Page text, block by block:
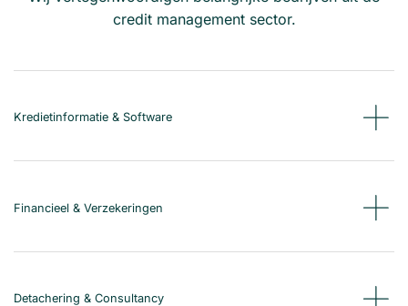
credit management sector.
Kredietinformatie & Software
Financieel & Verzekeringen
Detachering & Consultancy